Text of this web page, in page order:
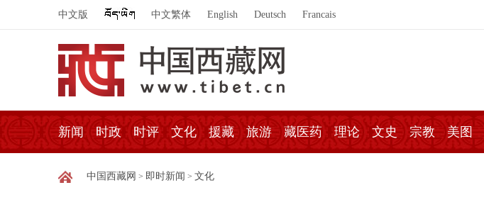
中文版 中文繁体 English Deutsch Francais
新闻 时政 时评 文化 援藏 旅游 藏医药 理论 文史 宗教 美图
中国西藏网 > 即时新闻 > 文化